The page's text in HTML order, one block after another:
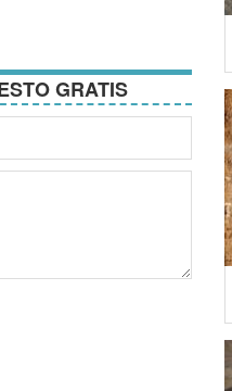
GRATIS